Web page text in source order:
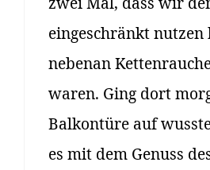
eingeschränkt nutzen
nebenan
waren. Ging dort
Balkontüre auf
es mit dem Genuss